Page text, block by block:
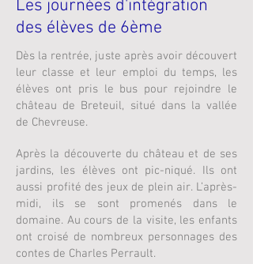
Les journées d'intégration
des élèves de 6ème
Dès la rentrée, juste après avoir découvert
leur classe et leur emploi du temps, les
élèves ont pris le bus pour rejoindre le
château de Breteuil, situé dans la vallée
de Chevreuse. ​
Après la découverte du château et de ses
jardins, les élèves ont pic-niqué. Ils ont
aussi profité des jeux de plein air. L’après-
midi, ils se sont promenés dans le
domaine. Au cours de la visite, les enfants
ont croisé de nombreux personnages des
contes de Charles Perrault. ​